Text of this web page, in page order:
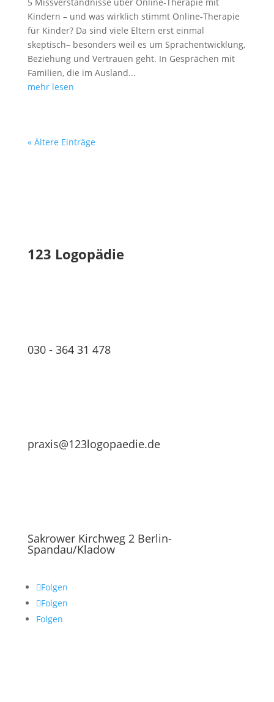
Kindern – und was wirklich stimmt Online-Therapie
für Kinder? Da sind viele Eltern erst einmal
skeptisch– besonders weil es um Sprachentwicklung,
Beziehung und Vertrauen geht. In Gesprächen mit
Familien, die im Ausland...
mehr lesen
« Ältere Einträge
123 Logopädie
030 - 364 31 478
praxis@123logopaedie.de
Sakrower Kirchweg 2 Berlin-
Spandau/Kladow
Folgen
Folgen
Folgen